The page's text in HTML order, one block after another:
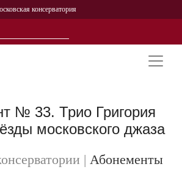
консерватория
Персоналии
История
№ 33. Трио Григория
московского джаза
| Абонементы